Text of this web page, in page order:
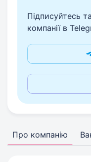
Підписуйтесь
компанії в
Про компанію